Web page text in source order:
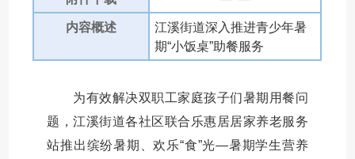
内容概述
江溪街道深入推进青少年暑
期“小饭桌”助餐服务
为有效解决双职工家庭孩子们暑期用餐问
题，江溪街道各社区联合乐惠居居家养老服务
站推出缤纷暑期、欢乐“食”光—暑期学生营养